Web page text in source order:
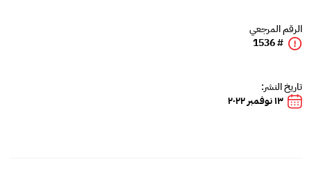
الرقم المرجعي
# 1536
تاريخ النشر:
١٣ نوفمبر ٢٠٢٢